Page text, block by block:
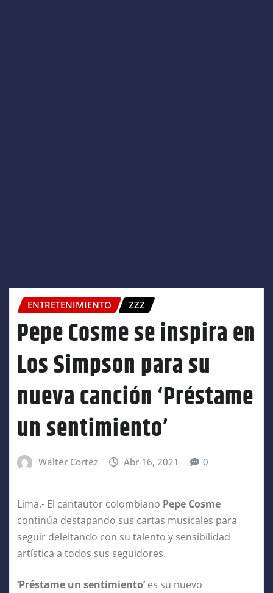
ENTRETENIMIENTO ZZZ
Pepe Cosme se inspira en
Los Simpson para su
nueva canción ‘Préstame
un sentimiento’
Walter Cortéz Abr 16, 2021 0
Lima.- El cantautor colombiano Pepe Cosme
continúa destapando sus cartas musicales para
seguir deleitando con su talento y sensibilidad
artística a todos sus seguidores.
‘Préstame un sentimiento’es su nuevo